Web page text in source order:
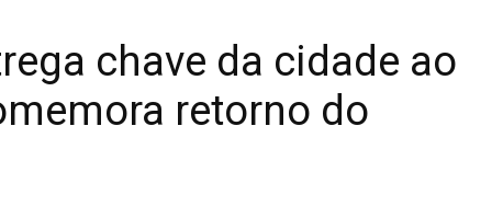
chave da cidade ao
retorno do